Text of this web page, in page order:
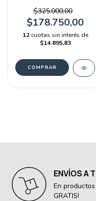
$325.000,00
$178.750,00
12 cuotas sin interés de
$14.895,83
COMPRAR
ENVÍOS A
En
GRATIS!